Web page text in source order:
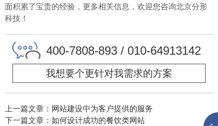
面积累了宝贵的经验，更多相关信息，欢迎您咨询北京分形
科技 ！
400-7808-893 / 010-64913142
我想要个更针对我需求的方案
上一篇文章：网站建设中为客户提供的服务
下一篇文章：如何设计成功的餐饮类网站